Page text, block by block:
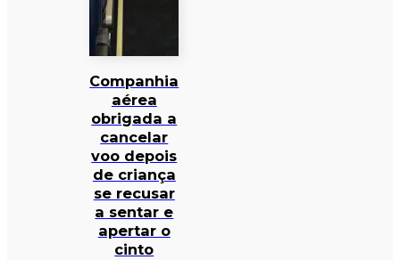
Companhia
aérea
obrigada a
cancelar
voo depois
de criança
se recusar
a sentar e
apertar o
cinto